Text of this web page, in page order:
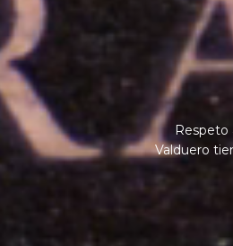
Respeto
Valduero